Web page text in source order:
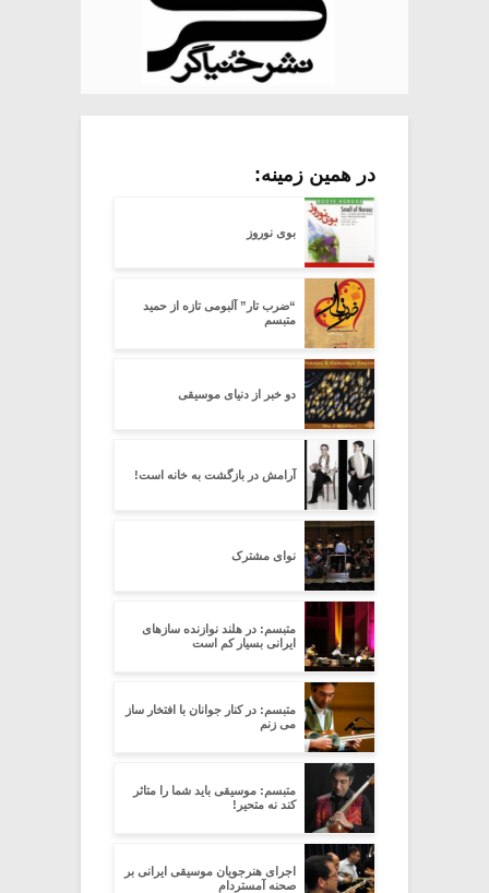
در همین زمینه:
بوی نوروز
“ضرب تار” آلبومی تازه از حمید
متبسم
دو خبر از دنیای موسیقی
آرامش در بازگشت به خانه است!
نوای مشترک
متبسم: در هلند نوازنده سازهای
ایرانی بسیار کم است
متبسم: در کنار جوانان با افتخار ساز
می زنم
متبسم: موسیقی باید شما را متاثر
کند نه متحیر!
اجرای هنرجویان موسیقی ایرانی بر
صحنه آمستردام